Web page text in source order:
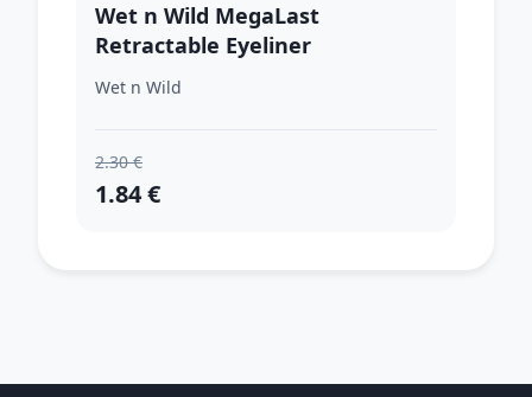
Wet n Wild MegaLast
Retractable Eyeliner
dlhotrvajúce očné linky odtieň
Wet n Wild
2.30 €
1.84 €